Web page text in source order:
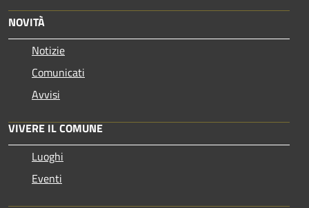
NOVITÀ
Notizie
Comunicati
Avvisi
VIVERE IL COMUNE
Luoghi
Eventi